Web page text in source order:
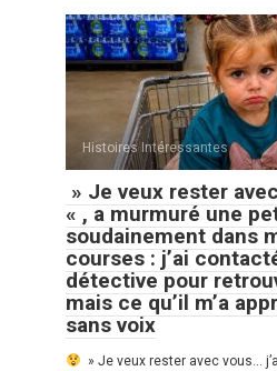
Histoires Intéressantes
» Je veux rester
« , a murmuré une
soudainement dans
courses : j’ai
détective pour
mais ce qu’il m’a
sans voix
» Je veux rester avec vous…